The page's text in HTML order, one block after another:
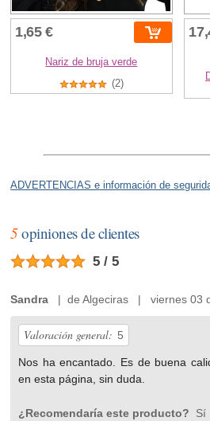
1,65 €
Nariz de bruja verde
(2)
ADVERTENCIAS e información de
5opiniones de clientes
5 / 5
Sandra | de Algeciras | viernes 03
Valoración general: 5
Nos ha encantado. Es de buena
en esta página, sin duda.
¿Recomendaría este producto? Sí